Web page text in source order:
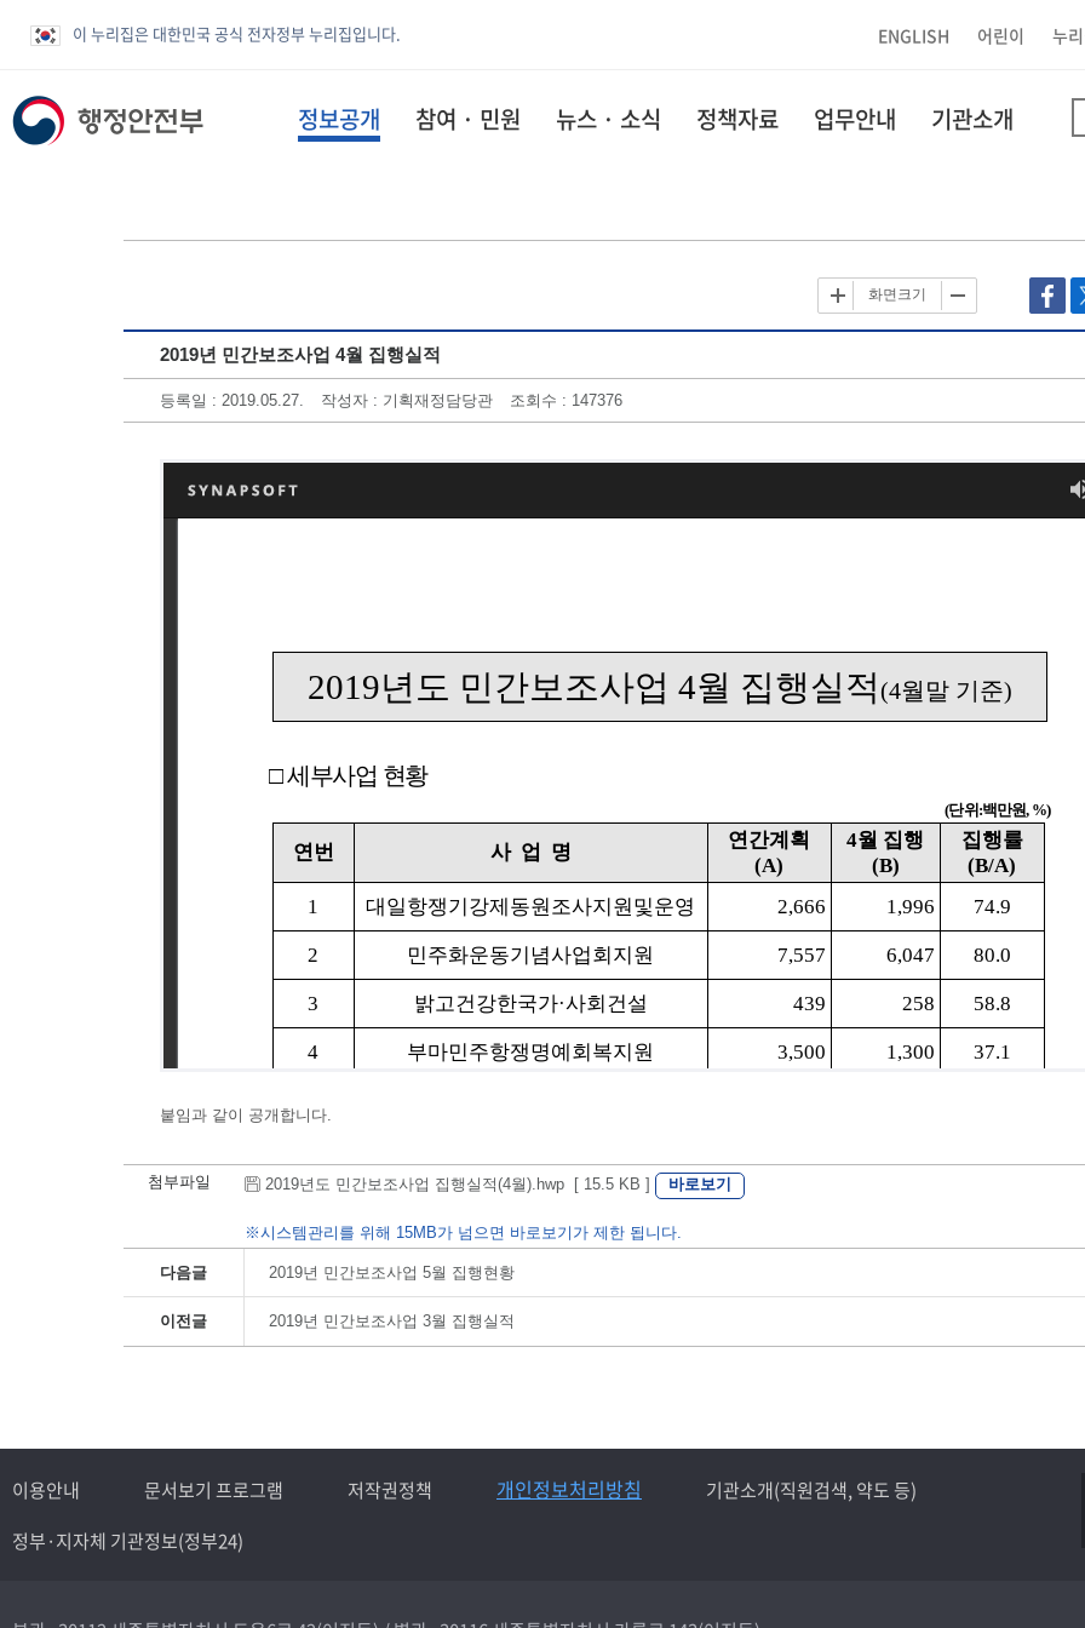
이 누리집은 대한민국 공식 전자정부 누리집입니다. ENGLISH 어린이 누
정보공개 참여 · 민원 뉴스 · 소식 정책자료 업무안내 기관소개
화면크기
2019년 민간보조사업 4월 집행실적
등록일 : 2019.05.27. 작성자 : 기획재정담당관 조회수 : 147376
붙임과 같이 공개합니다.
첨부파일 2019년도 민간보조사업 집행실적(4월).hwp [ 15.5 KB ] 바로보기
※시스템관리를 위해 15MB가 넘으면 바로보기가 제한 됩니다.
다음글 2019년 민간보조사업 5월 집행현황
이전글 2019년 민간보조사업 3월 집행실적
이용안내 문서보기 프로그램 저작권정책 개인정보처리방침
기관소개(직원검색, 약도 등)
정부·지자체 기관정보(정부24)